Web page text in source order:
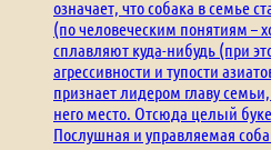
означает, что собака в семье
(по человеческим понятиям –
сплавляют куда-нибудь (при
агрессивности и тупости
признает лидером главу
него место. Отсюда целый
Послушная и управляемая